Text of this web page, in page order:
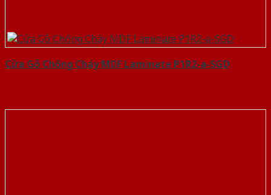
Cửa Gỗ Chống Cháy MDF Laminate P1R2-a-SGD